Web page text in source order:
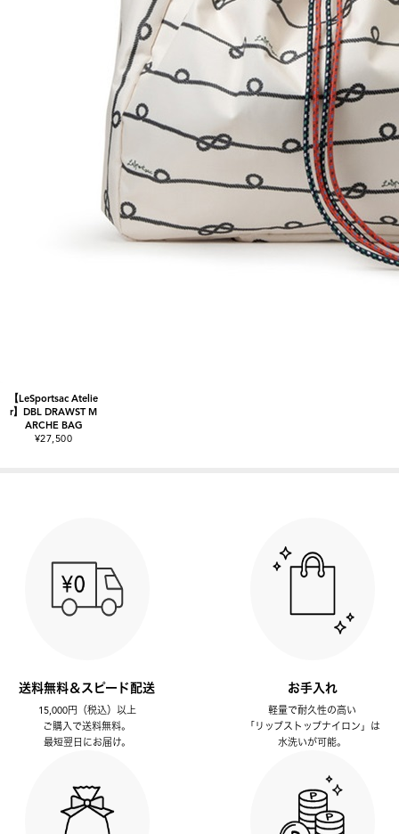
【LeSportsac Atelie
r】DBL DRAWST M
ARCHE BAG
¥27,500
送料無料＆スピード配送
15,000円（税込）以上
ご購入で送料無料。
最短翌日にお届け。
お手入れ
軽量で耐久性の高い
「リップストップナイロン」は
水洗いが可能。